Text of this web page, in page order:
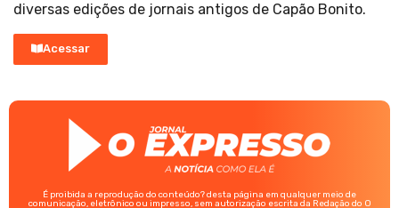
diversas edições de jornais antigos de Capão Bonito.
Acessar
É proibida a reprodução do conteúdo? desta página em qualquer meio de
comunicação, eletrônico ou impresso, sem autorização escrita da Redação do O